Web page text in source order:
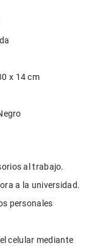
x 14 cm
al trabajo.
a la universidad.
personales
celular mediante